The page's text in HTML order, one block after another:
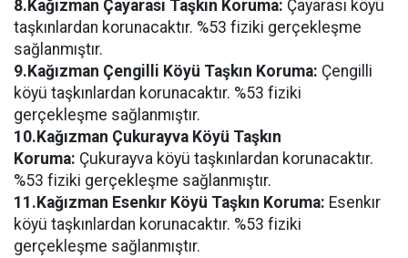
8.Kağızman Çayarası Taşkın Koruma: Çayarası köyü
taşkınlardan korunacaktır. %53 fiziki gerçekleşme
sağlanmıştır.
9.Kağızman Çengilli Köyü Taşkın Koruma: Çengilli
köyü taşkınlardan korunacaktır. %53 fiziki
gerçekleşme sağlanmıştır.
10.Kağızman Çukurayva Köyü Taşkın
Koruma: Çukurayva köyü taşkınlardan korunacaktır.
%53 fiziki gerçekleşme sağlanmıştır.
11.Kağızman Esenkır Köyü Taşkın Koruma: Esenkır
köyü taşkınlardan korunacaktır. %53 fiziki
gerçekleşme sağlanmıştır.